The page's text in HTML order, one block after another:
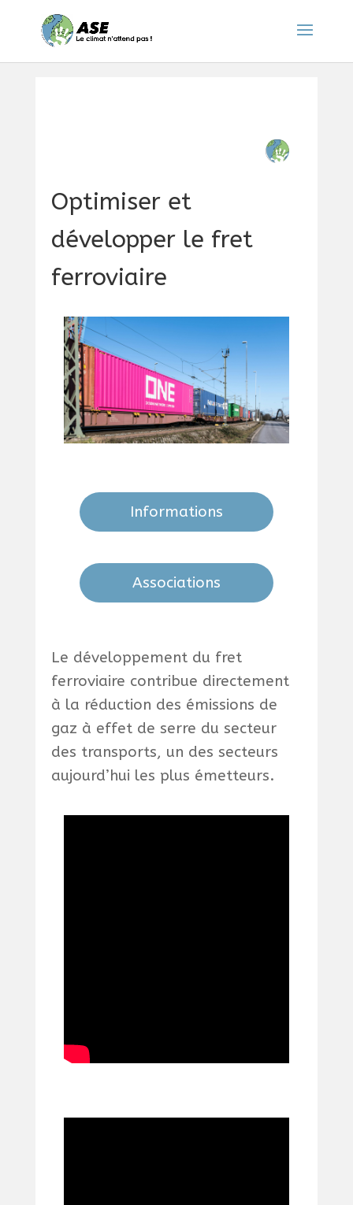
Optimiser et
développer le fret
ferroviaire
Informations
Associations
Le développement du fret
ferroviaire contribue directement
à la réduction des émissions de
gaz à effet de serre du secteur
des transports, un des secteurs
aujourd’hui les plus émetteurs.